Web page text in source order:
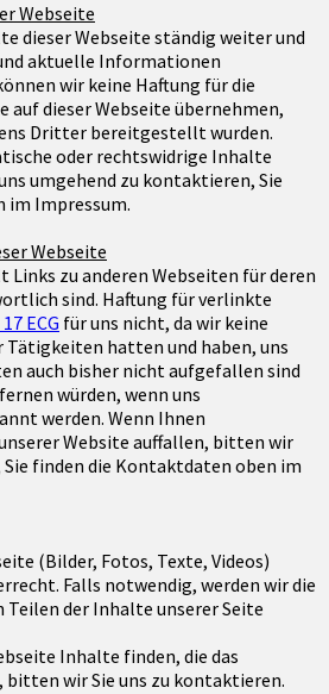
Webseite
dieser Webseite ständig weiter und
aktuelle Informationen
wir keine Haftung für die
dieser Webseite übernehmen,
Dritter bereitgestellt wurden.
oder rechtswidrige Inhalte
umgehend zu kontaktieren, Sie
im Impressum.
Webseite
Links zu anderen Webseiten für deren
sind. Haftung für verlinkte
ECG für uns nicht, da wir keine
hatten und haben, uns
auch bisher nicht aufgefallen sind
würden, wenn uns
werden. Wenn Ihnen
Website auffallen, bitten wir
finden die Kontaktdaten oben im
(Bilder, Fotos, Texte, Videos)
Falls notwendig, werden wir die
der Inhalte unserer Seite
Inhalte finden, die das
wir Sie uns zu kontaktieren.